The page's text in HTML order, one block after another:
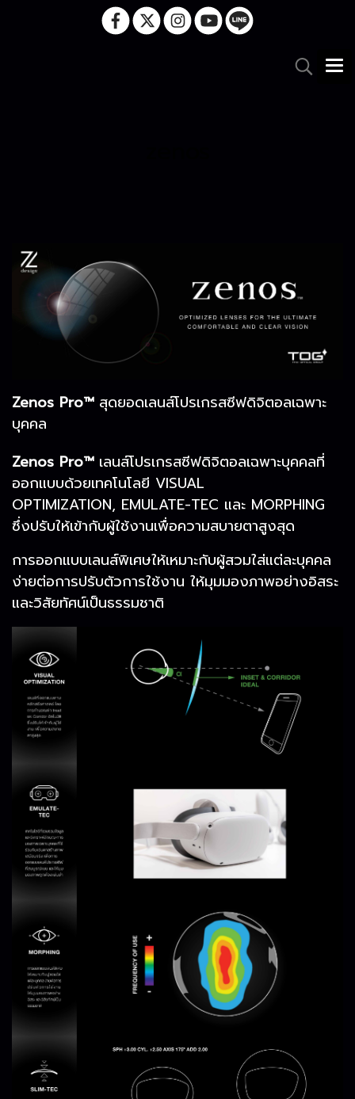
Zenos Pro™สุดยอดเลนส์โปรเกรสซีฟดิจิตอลเฉพาะ
บุคคล
Zenos Pro™เลนส์โปรเกรสซีฟดิจิตอลเฉพาะบุคคลที่
ออกแบบด้วยเทคโนโลยี VISUAL
OPTIMIZATION, EMULATE-TEC และ MORPHING
ซึ่งปรับให้เข้ากับผู้ใช้งานเพื่อความสบายตาสูงสุด
การออกแบบเลนส์พิเศษให้เหมาะกับผู้สวมใส่แต่ละบุคคล
ง่ายต่อการปรับตัวการใช้งาน ให้มุมมองภาพอย่างอิสระ
และวิสัยทัศน์เป็นธรรมชาติ